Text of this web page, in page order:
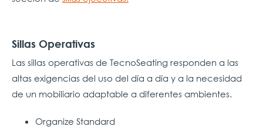
Sillas Operativas
Las sillas operativas de TecnoSeating responden a las
altas exigencias del uso del día a día y a la necesidad
de un mobiliario adaptable a diferentes ambientes.
Organize Standard